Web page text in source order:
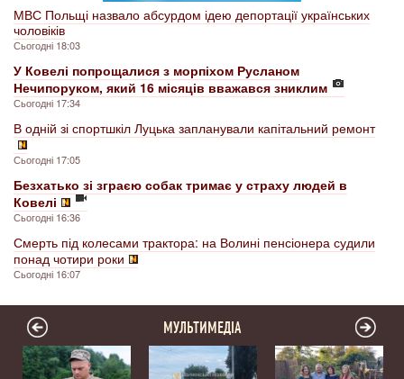
МВС Польщі назвало абсурдом ідею депортації українських
чоловіків
Сьогодні 18:03
У Ковелі попрощалися з морпіхом Русланом
Нечипоруком, який 16 місяців вважався зниклим
Сьогодні 17:34
В одній зі спортшкіл Луцька запланували капітальний ремонт
Сьогодні 17:05
Безхатько зі зграєю собак тримає у страху людей в
Ковелі
Сьогодні 16:36
Смерть під колесами трактора: на Волині пенсіонера судили
понад чотири роки
Сьогодні 16:07
МУЛЬТИМЕДІА